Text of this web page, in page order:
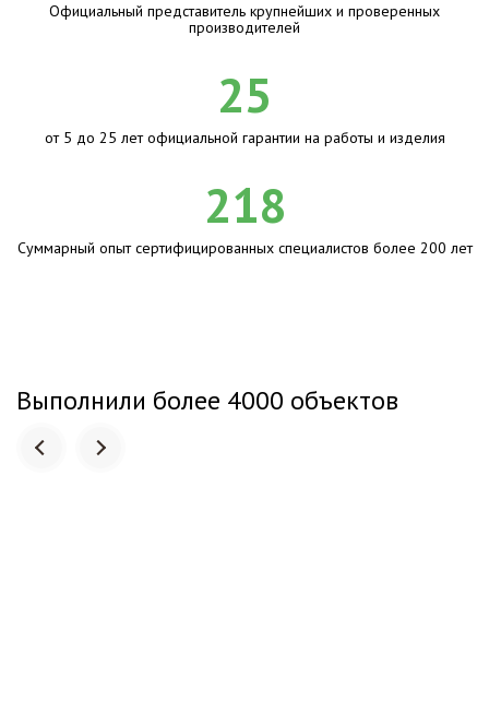
Официальный представитель крупнейших и проверенных
производителей
25
от 5 до 25 лет официальной гарантии на работы и изделия
218
Суммарный опыт сертифицированных специалистов более 200 лет
Выполнили более 4000 объектов